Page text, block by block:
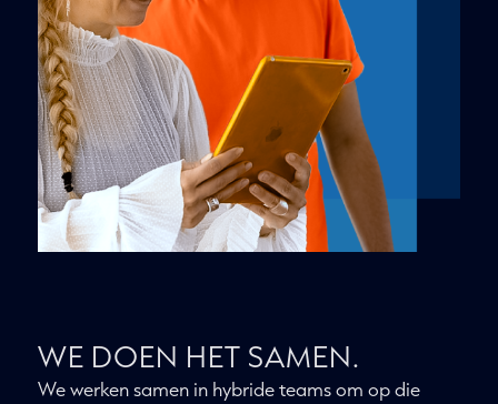
WE DOEN HET SAMEN.
We werken samen in hybride teams om op die